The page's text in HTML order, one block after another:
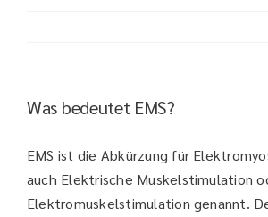
Was bedeutet EMS?
EMS ist die Abkürzung für
auch Elektrische Muskelstimulation
Elektromuskelstimulation genannt.